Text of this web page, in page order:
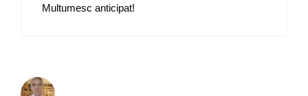
Multumesc anticipat!